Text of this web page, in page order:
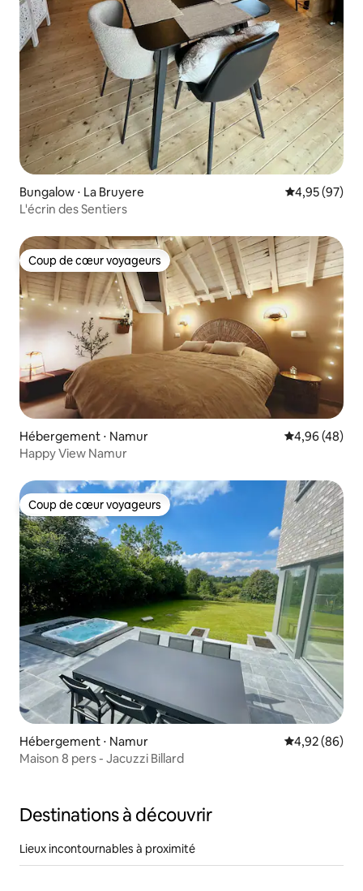
Bungalow ⋅ La Bruyere Évaluation
4,95 (97)
L'écrin des Sentiers
Coup de cœur voyageurs
Coup de cœur voyageurs
Hébergement ⋅ Namur Évaluation
4,96 (48)
Happy View Namur
Coup de cœur voyageurs
Coup de cœur voyageurs
Hébergement ⋅ Namur Évaluation
4,92 (86)
Maison 8 pers - Jacuzzi Billard
Destinations à découvrir
Lieux incontournables à proximité